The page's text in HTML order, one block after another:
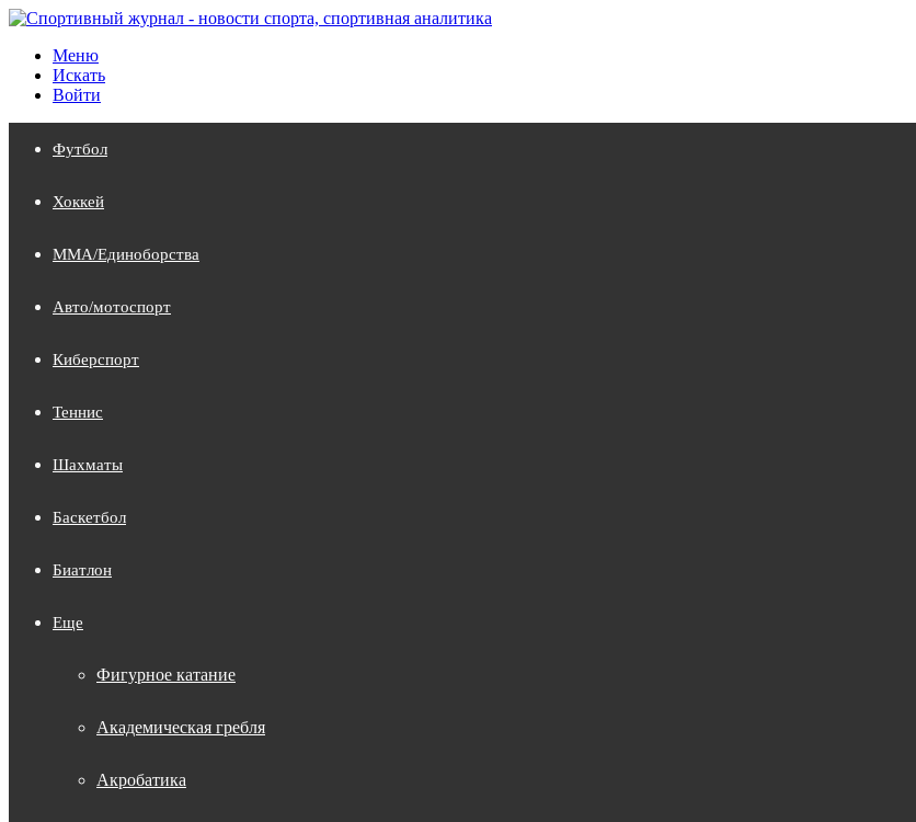
Меню
Искать
Войти
Футбол
Хоккей
MMA/Единоборства
Авто/мотоспорт
Киберспорт
Теннис
Шахматы
Баскетбол
Биатлон
Еще
Фигурное катание
Академическая гребля
Акробатика